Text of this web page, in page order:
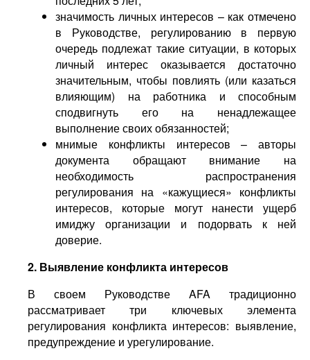
значимость личных интересов – как отмечено
в Руководстве, регулированию в первую
очередь подлежат такие ситуации, в которых
личный интерес оказывается достаточно
значительным, чтобы повлиять (или казаться
влияющим) на работника и способным
сподвигнуть его на ненадлежащее
выполнение своих обязанностей;
мнимые конфликты интересов – авторы
документа обращают внимание на
необходимость распространения
регулирования на «кажущиеся» конфликты
интересов, которые могут нанести ущерб
имиджу организации и подорвать к ней
доверие.
2. Выявление конфликта интересов
В своем Руководстве AFA традиционно
рассматривает три ключевых элемента
регулирования конфликта интересов: выявление,
предупреждение и урегулирование.